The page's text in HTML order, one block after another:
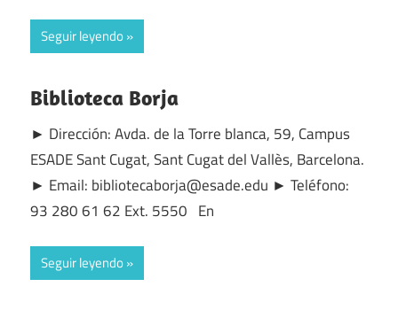
Seguir leyendo
Biblioteca Borja
► Dirección: Avda. de la Torre blanca, 59, Campus
ESADE Sant Cugat, Sant Cugat del Vallès, Barcelona.
► Email: bibliotecaborja@esade.edu ► Teléfono:
93 280 61 62 Ext. 5550 En
Seguir leyendo